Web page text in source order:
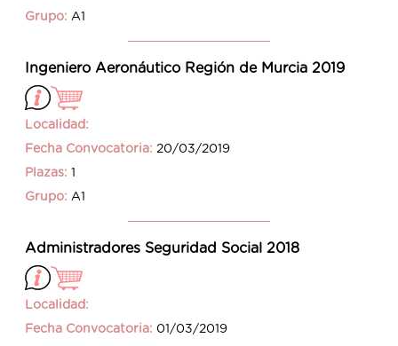
Grupo: A1
Ingeniero Aeronáutico Región de Murcia 2019
Localidad:
Fecha Convocatoria: 20/03/2019
Plazas: 1
Grupo: A1
Administradores Seguridad Social 2018
Localidad:
Fecha Convocatoria: 01/03/2019